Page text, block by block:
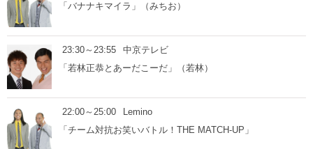
「バナナキマイラ」（みちお）
23:30～23:55
中京テレビ
「若林正恭とあーだこーだ」（若林）
22:00～25:00
Lemino
「チーム対抗お笑いバトル！THE MATCH-UP」